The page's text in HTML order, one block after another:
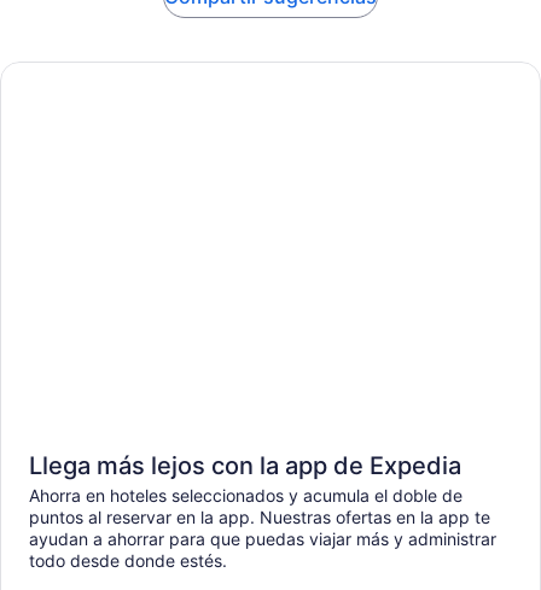
Llega más lejos con la app de Expedia
Ahorra en hoteles seleccionados y acumula el doble de
puntos al reservar en la app. Nuestras ofertas en la app te
ayudan a ahorrar para que puedas viajar más y administrar
todo desde donde estés.